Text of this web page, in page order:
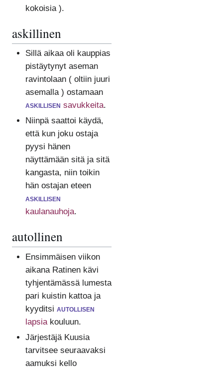
kokoisia ).
askillinen
Sillä aikaa oli kauppias
pistäytynyt aseman
ravintolaan ( oltiin juuri
asemalla ) ostamaan
askillisen savukkeita.
Niinpä saattoi käydä,
että kun joku ostaja
pyysi hänen
näyttämään sitä ja sitä
kangasta, niin toikin
hän ostajan eteen
askillisen
kaulanauhoja.
autollinen
Ensimmäisen viikon
aikana Ratinen kävi
tyhjentämässä lumesta
pari kuistin kattoa ja
kyyditsi autollisen
lapsiakouluun.
Järjestäjä Kuusia
tarvitsee seuraavaksi
aamuksi kello